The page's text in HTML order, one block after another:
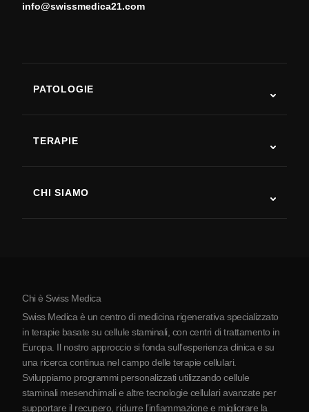
info@swissmedica21.com
PATOLOGIE
Malattia di Parkinson
Artrite
TERAPIE
CHI SIAMO
La Serbia
Partnership
Chi è Swiss Medica
Swiss Medica è un centro di medicina rigenerativa specializzato
in terapie basate su cellule staminali, con centri di trattamento in
Europa. Il nostro approccio si fonda sull’esperienza clinica e su
una ricerca continua nel campo delle terapie cellulari.
Sviluppiamo programmi personalizzati utilizzando cellule
staminali mesenchimali e altre tecnologie cellulari avanzate per
supportare il recupero, ridurre l’infiammazione e migliorare la